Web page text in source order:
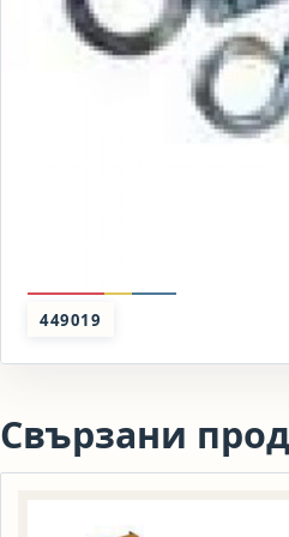
449019
Свързани